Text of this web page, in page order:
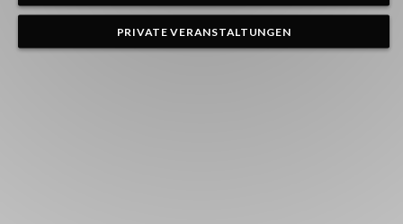
PRIVATE VERANSTALTUNGEN